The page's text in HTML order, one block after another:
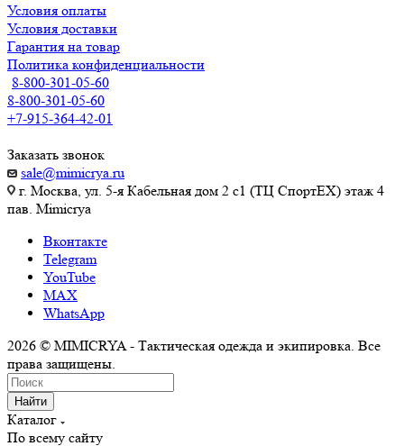
Условия оплаты
Условия доставки
Гарантия на товар
Политика конфиденциальности
8-800-301-05-60
8-800-301-05-60
+7-915-364-42-01
Заказать звонок
sale@mimicrya.ru
г. Москва, ул. 5-я Кабельная дом 2 с1 (ТЦ СпортEX) этаж 4
пав. Mimicrya
Вконтакте
Telegram
YouTube
MAX
WhatsApp
2026 © MIMICRYA - Тактическая одежда и экипировка. Все
права защищены.
Найти
Каталог
По всему сайту